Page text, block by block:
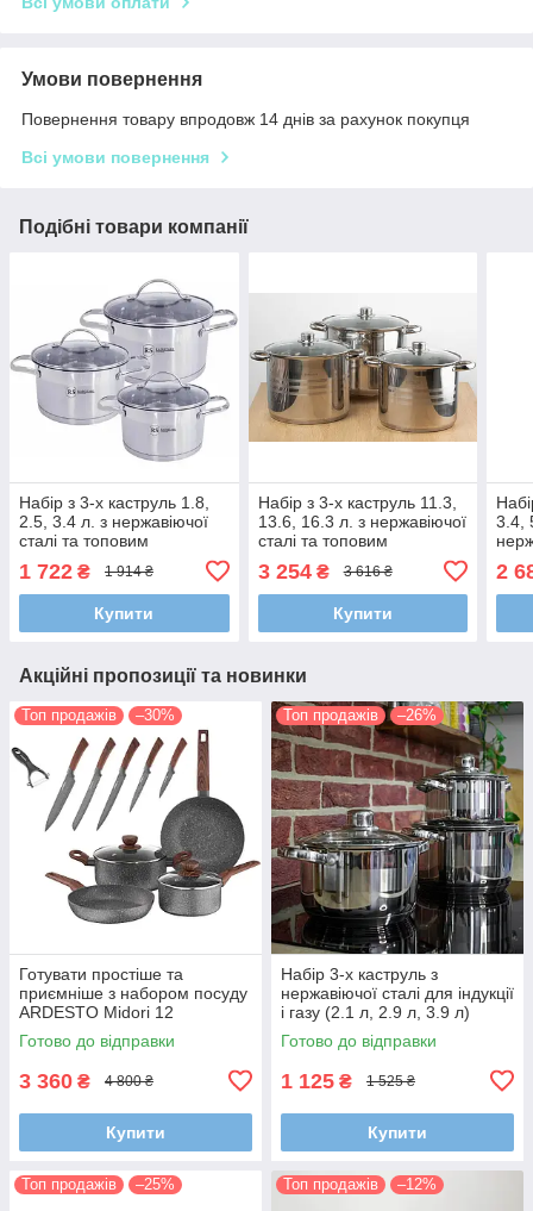
Умови повернення
Повернення товару впродовж 14 днів за рахунок покупця
Всі умови повернення
Подібні товари компанії
Набір з 3-х каструль 1.8,
2.5, 3.4 л. з нержавіючої
сталі та топовим
капсульним 5-ти слойним
дном
1 722 ₴ 1 914 ₴
Купити
Набір з 3-х каструль 11.3,
13.6, 16.3 л. з нержавіючої
сталі та топовим
капсульним 5-ти слойним
дном
3 254₴ 3 616 ₴
Купити
3.4,
2
Акційні пропозиції та новинки
Топ продажів –30%
Готувати простіше та
приємніше з набором посуду
ARDESTO Midori 12
предметів AR1912CGS
Готово до відправки
3 360 ₴ 4 800 ₴
Купити
Топ продажів –26%
Набір 3-х каструль з
нержавіючої сталі для індукції
і газу (2.1 л, 2.9 л, 3.9 л)
Готово до відправки
1 125 ₴ 1 525 ₴
Купити
Топ продажів –25% Топ продажів –12%